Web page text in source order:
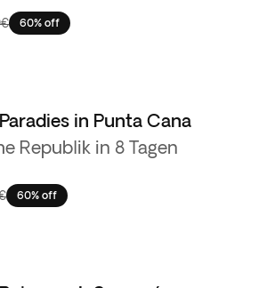
60% off
in Punta Cana
Republik in 8 Tagen
60% off